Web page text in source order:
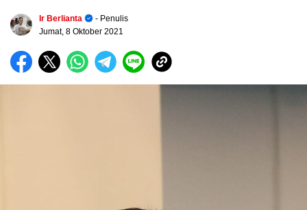
Ir Berlianta
- Penulis
Jumat, 8 Oktober 2021